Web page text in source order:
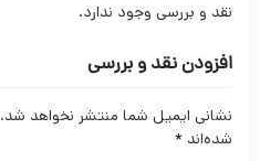
نقد و بررسی وجود ندارد.
افزودن نقد و بررسی
نشانی ایمیل شما منتشر نخواهد شد.
شده‌اند *